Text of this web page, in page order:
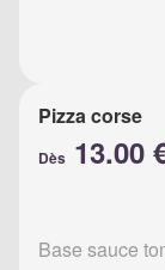
Pizza corse
Dès 13.00
Base sauce